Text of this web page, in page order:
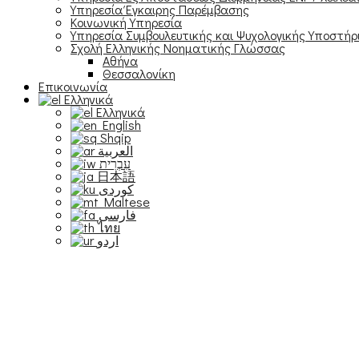
Υπηρεσία Έγκαιρης Παρέμβασης
Κοινωνική Υπηρεσία
Υπηρεσία Συμβουλευτικής και Ψυχολογικής
Σχολή Ελληνικής Νοηματικής Γλώσσας
Αθήνα
Θεσσαλονίκη
Επικοινωνία
Ελληνικά
Ελληνικά
English
Shqip
العربية
עִבְרִית
日本語
Maltese
فارسی
ไทย
اردو